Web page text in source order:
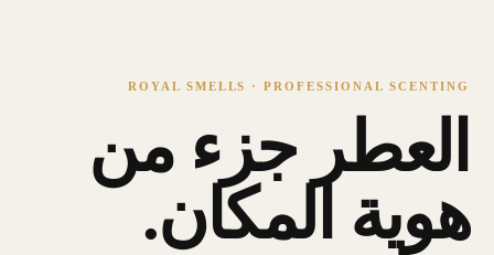
ROYAL SMELLS · PROFESSIONAL SCENTING
العطر جزء من
هوية المكان.